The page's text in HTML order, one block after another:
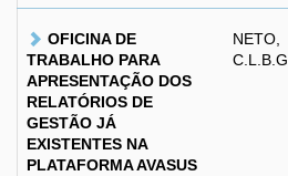
OFICINA DE
TRABALHO PARA
APRESENTAÇÃO DOS
RELATÓRIOS DE
GESTÃO JÁ
EXISTENTES NA
PLATAFORMA AVASUS
NETO,
C.L.B.G.